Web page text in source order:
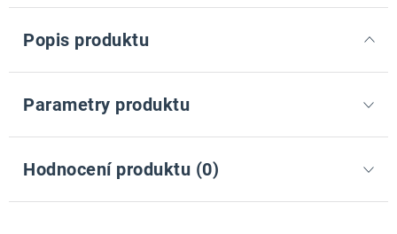
Popis produktu
Parametry produktu
Hodnocení produktu (0)